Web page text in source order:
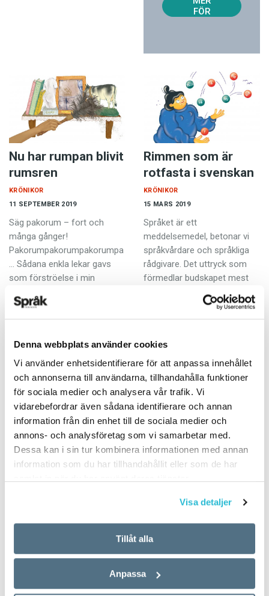
Denna webbplats använder cookies
Vi använder enhetsidentifierare för att anpassa innehållet
och annonserna till användarna, tillhandahålla funktioner
för sociala medier och analysera vår trafik. Vi
vidarebefordrar även sådana identifierare och annan
information från din enhet till de sociala medier och
annons- och analysföretag som vi samarbetar med.
Dessa kan i sin tur kombinera informationen med annan
information som du har tillhandahållit eller som de har
Visa detaljer
Tillåt alla
Anpassa
FÖR
Nu har rumpan blivit
rumsren
11 SEPTEMBER 2019
KRÖNIKOR
Säg pakorum – fort och
många gånger!
Pakorumpakorumpakorumpa
… Sådana enkla lekar gavs
som förströelse i min
ändå att vi…
Rimmen som är
rotfasta i svenskan
15 MARS 2019
KRÖNIKOR
Språket är ett
meddelsemedel, betonar vi
språkvårdare och språkliga
rådgivare. Det uttryck som
förmedlar budskapet mest
effektivt och störningsfritt är
det bästa. Men språket har…
Kön kan ge vårt
språk fler nyanser
18 SEPTEMBER 2018
KRÖNIKOR
På listan över länder med
man ser till tillståndet i
världen: på femte plats. Men
synen…
Dags att damma av
orden i skuggan
1 NOVEMBER 2017
KRÖNIKOR
Vid varje nyår utkommer
Språkrådet med en lista över
de senaste tillskotten i det
svenska ordförrådet, ivrigt
Allt…